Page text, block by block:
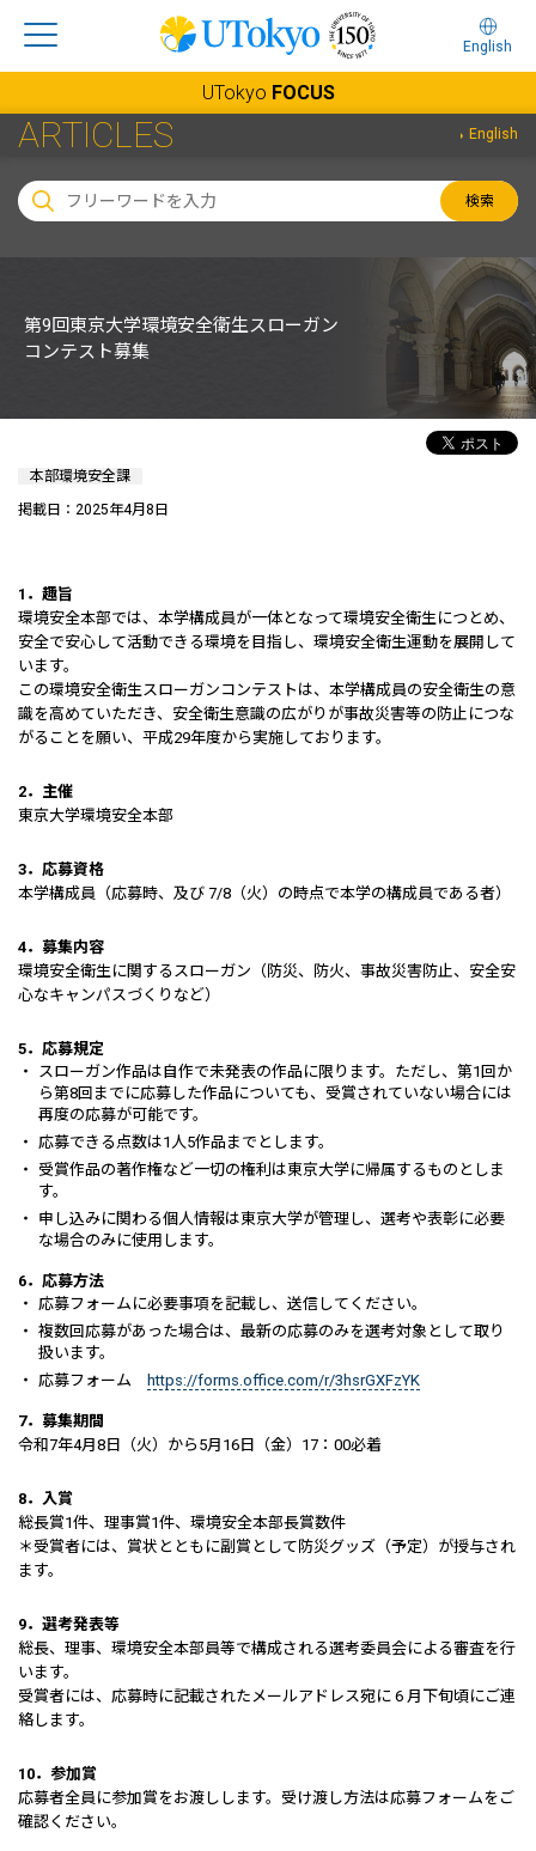
English
UTokyo FOCUS
ARTICLES English
検索
第9回東京大学環境安全衛生スローガン
コンテスト募集
本部環境安全課
掲載日：2025年4月8日
1．趣旨
環境安全本部では、本学構成員が一体となって環境安全衛生につとめ、
安全で安心して活動できる環境を目指し、環境安全衛生運動を展開して
います。
この環境安全衛生スローガンコンテストは、本学構成員の安全衛生の意
識を高めていただき、安全衛生意識の広がりが事故災害等の防止につな
がることを願い、平成29年度から実施しております。
2．主催
東京大学環境安全本部
3．応募資格
本学構成員（応募時、及び 7/8（火）の時点で本学の構成員である者）
4．募集内容
環境安全衛生に関するスローガン（防災、防火、事故災害防止、安全安
心なキャンパスづくりなど）
5．応募規定
スローガン作品は自作で未発表の作品に限ります。ただし、第1回か
ら第8回までに応募した作品についても、受賞されていない場合には
再度の応募が可能です。
応募できる点数は1人5作品までとします。
受賞作品の著作権など一切の権利は東京大学に帰属するものとしま
す。
申し込みに関わる個人情報は東京大学が管理し、選考や表彰に必要
な場合のみに使用します。
6．応募方法
応募フォームに必要事項を記載し、送信してください。
複数回応募があった場合は、最新の応募のみを選考対象として取り
扱います。
応募フォーム
https://forms.office.com/r/3hsrGXFzYK
7．募集期間
令和7年4月8日（火）から5月16日（金）17：00必着
8．入賞
総長賞1件、理事賞1件、環境安全本部長賞数件
＊受賞者には、賞状とともに副賞として防災グッズ（予定）が授与され
ます。
9．選考発表等
総長、理事、環境安全本部員等で構成される選考委員会による審査を行
います。
受賞者には、応募時に記載されたメールアドレス宛に 6 月下旬頃にご連
絡します。
10．参加賞
​応募者全員に参加賞をお渡しします。受け渡し方法は応募フォームをご
確認ください。